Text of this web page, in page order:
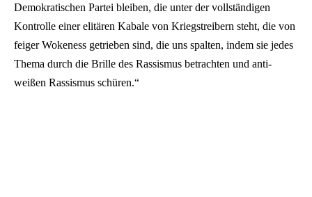
Demokratischen Partei bleiben, die unter der vollständigen
Kontrolle einer elitären Kabale von Kriegstreibern steht, die von
feiger Wokeness getrieben sind, die uns spalten, indem sie jedes
Thema durch die Brille des Rassismus betrachten und anti-
weißen Rassismus schüren.“